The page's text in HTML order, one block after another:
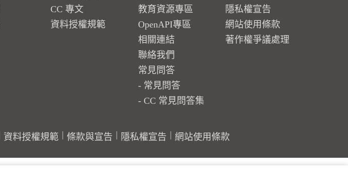
CC 專文
資料授權規範
教育資源專區
OpenAPI專區
相關連結
聯絡我們
常見問答
常見問答
CC 常見問答集
隱私權宣告
網站使用條款
著作權爭議處理
資料授權規範 條款與宣告 隱私權宣告 網站使用條款